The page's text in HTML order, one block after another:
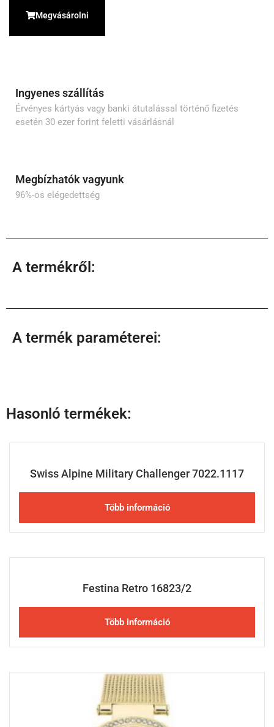
Megvásárolni
Ingyenes szállítás
Érvényes kártyás vagy banki átutalással történő fizetés
esetén 30 ezer forint feletti vásárlásnál
Megbízhatók vagyunk
96%-os elégedettség
A termékről:
A termék paraméterei:
Hasonló termékek:
Swiss Alpine Military Challenger 7022.1117
Több információ
Festina Retro 16823/2
Több információ